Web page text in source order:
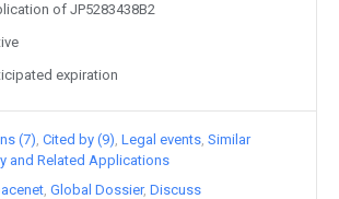
of JP5283438B2
expiration
(7) Cited by (9) Legal events Similar
and Related Applications
Global Dossier Discuss